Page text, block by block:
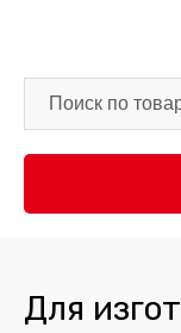
Для